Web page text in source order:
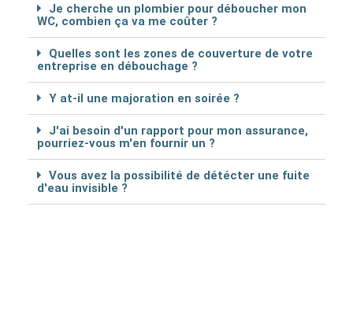
Je cherche un plombier pour déboucher mon
WC, combien ça va me coûter ?
Quelles sont les zones de couverture de votre
entreprise en débouchage ?
Y at-il une majoration en soirée ?
J'ai besoin d'un rapport pour mon assurance,
pourriez-vous m'en fournir un ?
Vous avez la possibilité de détécter une fuite
d'eau invisible ?